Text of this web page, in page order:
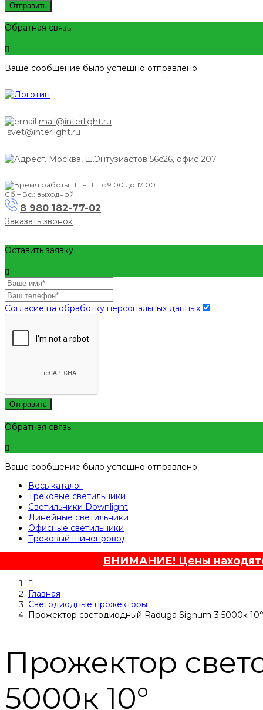
Отправить
Обратная связь
Ваше сообщение было успешно отправлено
mail@interlight.ru
svet@interlight.ru
г. Москва, ш.Энтузиастов 56с26, офис 207
Пн.– Пт.: с 9:00 до 17:00
Сб.– Вс.: выходной
8 980 182-77-02
Заказать звонок
Оставить заявку
Согласие на обработку персональных данных
Отправить
Обратная связь
Ваше сообщение было успешно отправлено
Весь каталог
Трековые светильники
Светильники Downlight
Линейные светильники
Офисные светильники
Трековый шинопровод
ВНИМАНИЕ! Цены
Главная
Светодиодные прожекторы
Прожектор светодиодный Raduga Signum-3 5000к 10°
Прожектор
5000к 10°